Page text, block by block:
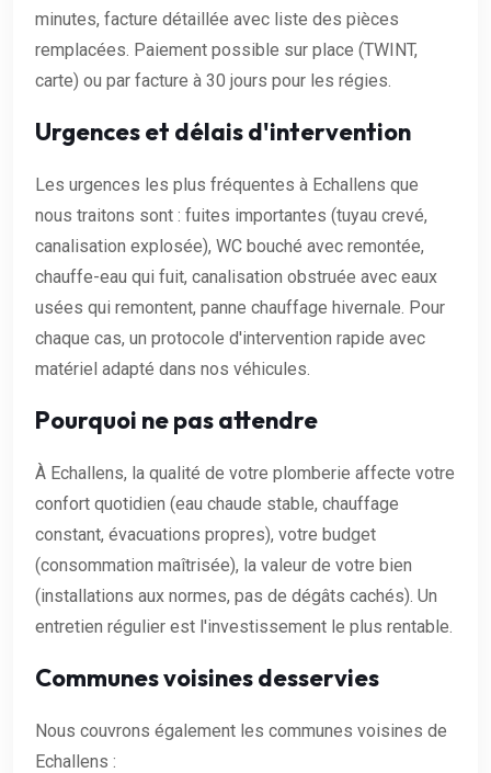
minutes, facture détaillée avec liste des pièces
remplacées. Paiement possible sur place (TWINT,
carte) ou par facture à 30 jours pour les régies.
Urgences et délais d'intervention
Les urgences les plus fréquentes à Echallens que
nous traitons sont : fuites importantes (tuyau crevé,
canalisation explosée), WC bouché avec remontée,
chauffe-eau qui fuit, canalisation obstruée avec eaux
usées qui remontent, panne chauffage hivernale. Pour
chaque cas, un protocole d'intervention rapide avec
matériel adapté dans nos véhicules.
Pourquoi ne pas attendre
À Echallens, la qualité de votre plomberie affecte votre
confort quotidien (eau chaude stable, chauffage
constant, évacuations propres), votre budget
(consommation maîtrisée), la valeur de votre bien
(installations aux normes, pas de dégâts cachés). Un
entretien régulier est l'investissement le plus rentable.
Communes voisines desservies
Nous couvrons également les communes voisines de
Echallens :